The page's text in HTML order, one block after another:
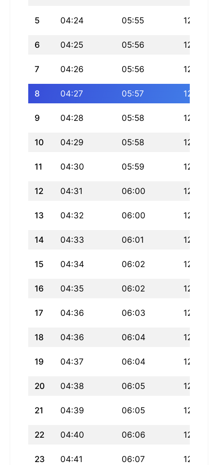
5 04:24 05:55 12:42
6 04:25 05:56 12:42
7 04:26 05:56 12:42
8 04:27 05:57 12:42
9 04:28 05:58 12:42
10 04:29 05:58 12:42
11 04:30 05:59 12:42
12 04:31 06:00 12:41
13 04:32 06:00 12:41
14 04:33 06:01 12:41
15 04:34 06:02 12:41
16 04:35 06:02 12:41
17 04:36 06:03 12:40
18 04:36 06:04 12:40
19 04:37 06:04 12:40
20 04:38 06:05 12:40
21 04:39 06:05 12:39
22 04:40 06:06 12:39
23 04:41 06:07 12:39